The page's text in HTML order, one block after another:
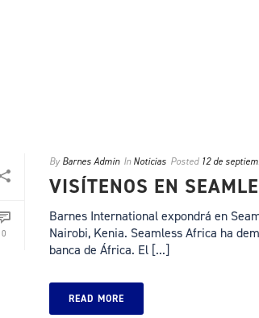
0
By Barnes Admin In Noticias Posted 12 de
VISÍTENOS EN
Barnes International expondrá en
Nairobi, Kenia. Seamless Africa ha
banca de África. El [...]
READ MORE